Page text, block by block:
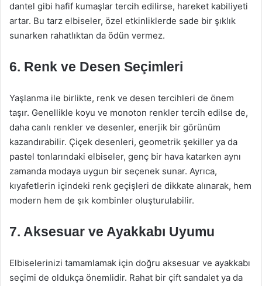
dantel gibi hafif kumaşlar tercih edilirse, hareket kabiliyeti
artar. Bu tarz elbiseler, özel etkinliklerde sade bir şıklık
sunarken rahatlıktan da ödün vermez.
6. Renk ve Desen Seçimleri
Yaşlanma ile birlikte, renk ve desen tercihleri de önem
taşır. Genellikle koyu ve monoton renkler tercih edilse de,
daha canlı renkler ve desenler, enerjik bir görünüm
kazandırabilir. Çiçek desenleri, geometrik şekiller ya da
pastel tonlarındaki elbiseler, genç bir hava katarken aynı
zamanda modaya uygun bir seçenek sunar. Ayrıca,
kıyafetlerin içindeki renk geçişleri de dikkate alınarak, hem
modern hem de şık kombinler oluşturulabilir.
7. Aksesuar ve Ayakkabı Uyumu
Elbiselerinizi tamamlamak için doğru aksesuar ve ayakkabı
seçimi de oldukça önemlidir. Rahat bir çift sandalet ya da